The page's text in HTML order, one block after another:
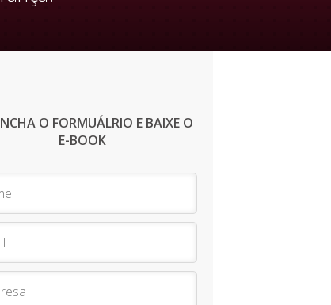
O FORMUÁLRIO E BAIXE O
E-BOOK